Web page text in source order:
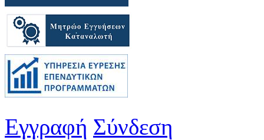
Εγγραφή Σύνδεση